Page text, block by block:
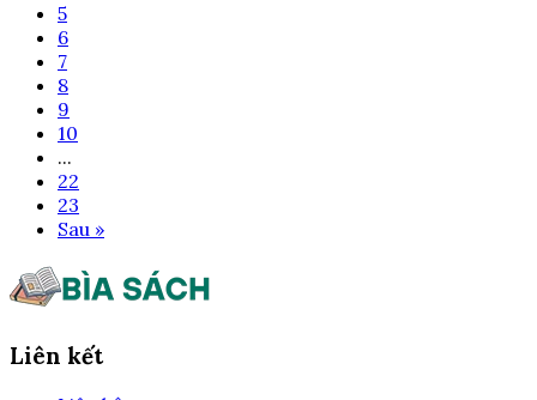
5
6
7
8
9
10
...
22
23
Sau »
Liên kết